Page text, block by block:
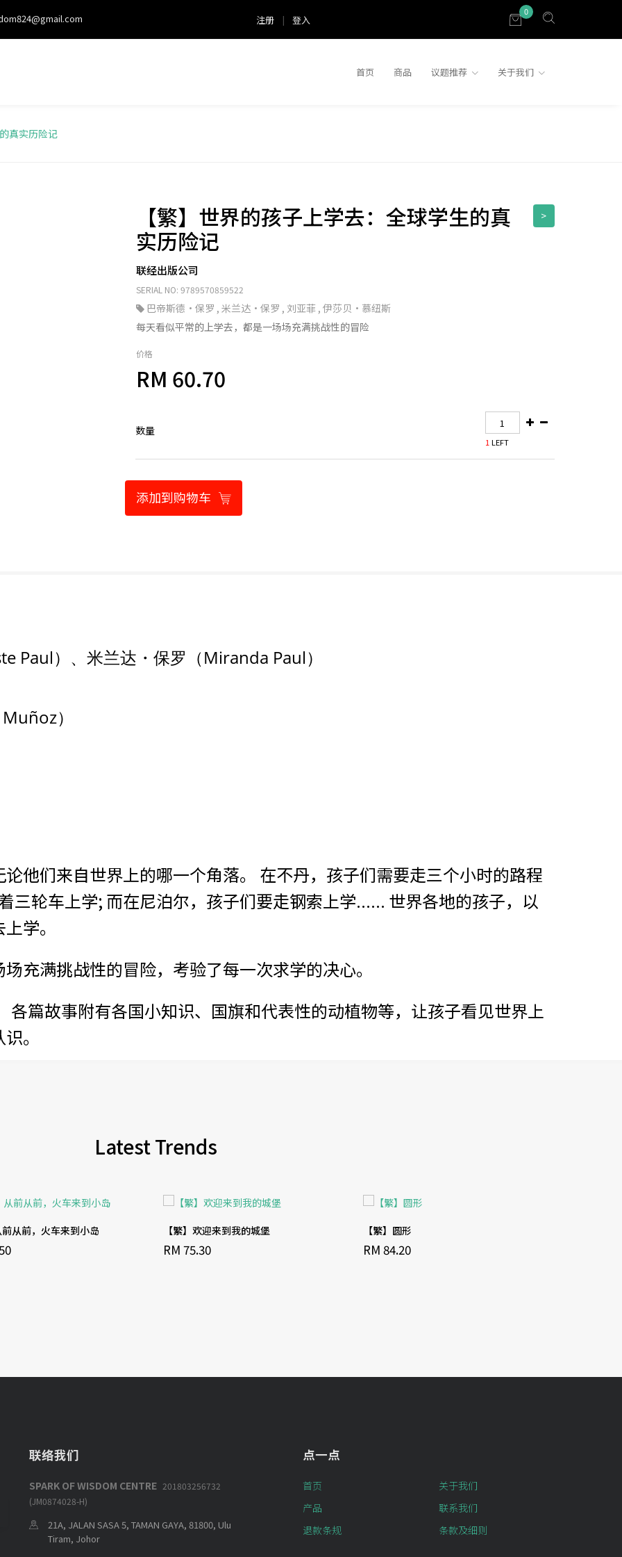
注册 | 登入
0
首页 商品 议题推荐 关于我们
真实历险记
>
【繁】世界的孩子上学去：全球学生的真
实历险记
联经出版公司
SERIAL NO: 9789570859522
巴帝斯德・保罗 , 米兰达・保罗 , 刘亚菲 , 伊莎贝・慕纽斯
每天看似平常的上学去，都是一场场充满挑战性的冒险
价格
RM 60.70
数量
1 LEFT
添加到购物车
Paul）、米兰达・保罗（Miranda Paul）
）
他们来自世界上的哪一个角落。 在不丹，孩子们需要走三个小时的路程
三轮车上学; 而在尼泊尔，孩子们要走钢索上学...... 世界各地的孩子，以
学。
充满挑战性的冒险，考验了每一次求学的决心。
各篇故事附有各国小知识、国旗和代表性的动植物等，让孩子看见世界上
。
Latest Trends
前从前，火车来到小岛 【繁】欢迎来到我的城堡
RM 75.30
【繁】圆形
RM 84.20
联络我们
SPARK OF WISDOM CENTRE 201803256732
(JM0874028-H)
21A, JALAN SASA 5, TAMAN GAYA, 81800, Ulu
Tiram, Johor
点一点
首页
关于我们
产品
联系我们
退款条规
条款及细则